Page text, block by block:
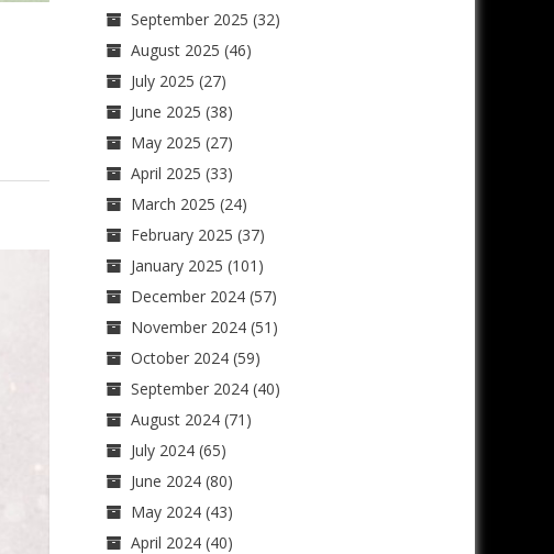
September 2025 (32)
August 2025 (46)
July 2025 (27)
June 2025 (38)
May 2025 (27)
April 2025 (33)
March 2025 (24)
February 2025 (37)
January 2025 (101)
December 2024(57)
November 2024(51)
October 2024(59)
September 2024(40)
August 2024(71)
July 2024(65)
June 2024(80)
May 2024(43)
April 2024(40)